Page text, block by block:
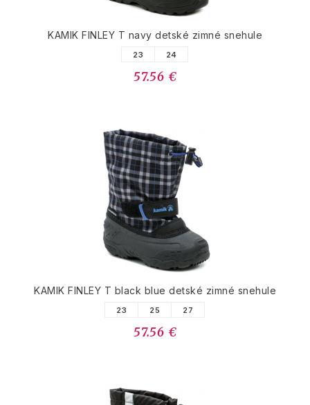
KAMIK FINLEY T navy detské zimné snehule
23 24
57.56 €
KAMIK FINLEY T black blue detské zimné snehule
23 25 27
57.56 €